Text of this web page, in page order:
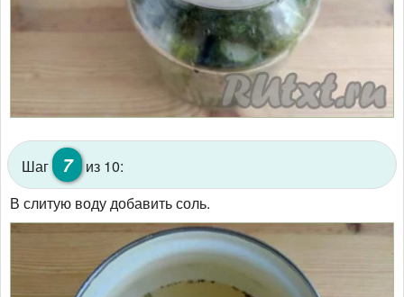
Шаг 7
из 10:
В слитую воду добавить соль.